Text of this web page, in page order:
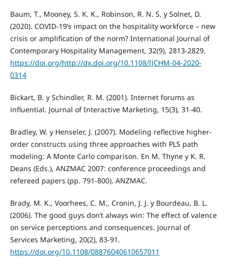
Baum, T., Mooney, S. K. K., Robinson, R. N. S. y Solnet, D.
(2020). COVID-19’s impact on the hospitality workforce – new
crisis or amplification of the norm? International Journal of
Contemporary Hospitality Management, 32(9), 2813-2829.
https://doi.org/http://dx.doi.org/10.1108/IJCHM-04-2020-
0314
Bickart, B. y Schindler, R. M. (2001). Internet forums as
influential. Journal of Interactive Marketing, 15(3), 31-40.
Bradley, W. y Henseler, J. (2007). Modeling reflective higher-
order constructs using three approaches with PLS path
modeling: A Monte Carlo comparison. En M. Thyne y K. R.
Deans (Eds.), ANZMAC 2007: conference proceedings and
refereed papers (pp. 791-800). ANZMAC.
Brady, M. K., Voorhees, C. M., Cronin, J. J. y Bourdeau, B. L.
(2006). The good guys don’t always win: The effect of valence
on service perceptions and consequences. Journal of
Services Marketing, 20(2), 83-91.
https://doi.org/10.1108/08876040610657011